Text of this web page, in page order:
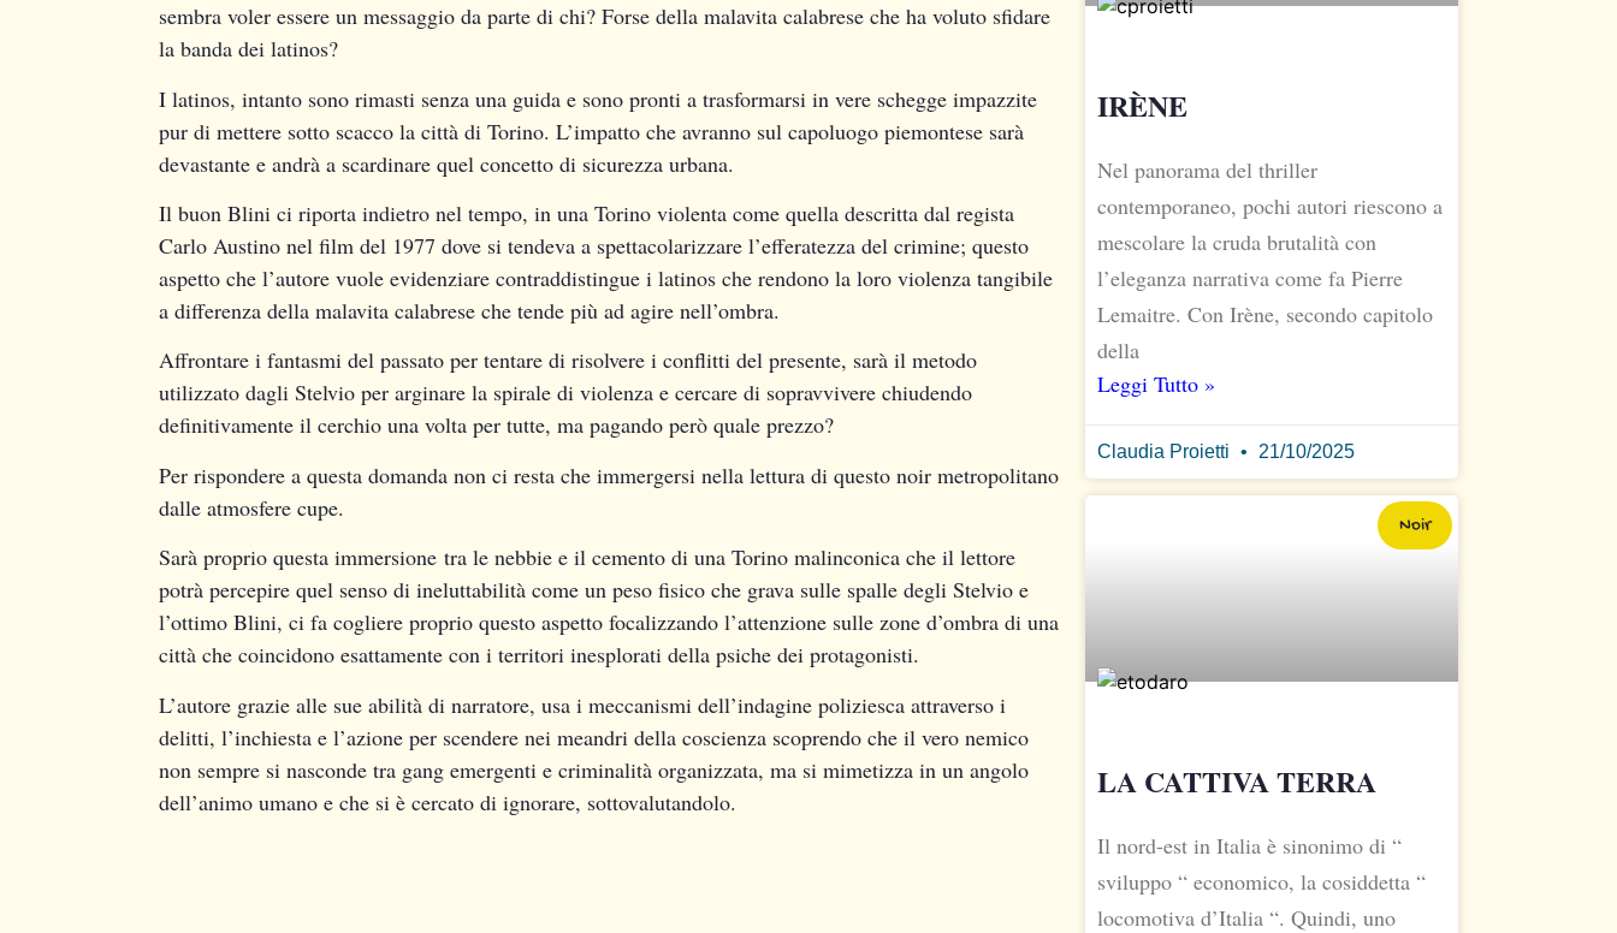
sembra voler essere un messaggio da parte di chi? Forse della malavita calabrese che ha voluto sfidare
la banda dei latinos?
I latinos, intanto sono rimasti senza una guida e sono pronti a trasformarsi in vere schegge impazzite
pur di mettere sotto scacco la città di Torino. L’impatto che avranno sul capoluogo piemontese sarà
devastante e andrà a scardinare quel concetto di sicurezza urbana.
Il buon Blini ci riporta indietro nel tempo, in una Torino violenta come quella descritta dal regista
Carlo Austino nel film del 1977 dove si tendeva a spettacolarizzare l’efferatezza del crimine; questo
aspetto che l’autore vuole evidenziare contraddistingue i latinos che rendono la loro violenza tangibile
a differenza della malavita calabrese che tende più ad agire nell’ombra.
Affrontare i fantasmi del passato per tentare di risolvere i conflitti del presente, sarà il metodo
utilizzato dagli Stelvio per arginare la spirale di violenza e cercare di sopravvivere chiudendo
definitivamente il cerchio una volta per tutte, ma pagando però quale prezzo?
Per rispondere a questa domanda non ci resta che immergersi nella lettura di questo noir metropolitano
dalle atmosfere cupe.
Sarà proprio questa immersione tra le nebbie e il cemento di una Torino malinconica che il lettore
potrà percepire quel senso di ineluttabilità come un peso fisico che grava sulle spalle degli Stelvio e
l’ottimo Blini, ci fa cogliere proprio questo aspetto focalizzando l’attenzione sulle zone d’ombra di una
città che coincidono esattamente con i territori inesplorati della psiche dei protagonisti.
L’autore grazie alle sue abilità di narratore, usa i meccanismi dell’indagine poliziesca attraverso i
delitti, l’inchiesta e l’azione per scendere nei meandri della coscienza scoprendo che il vero nemico
non sempre si nasconde tra gang emergenti e criminalità organizzata, ma si mimetizza in un angolo
dell’animo umano e che si è cercato di ignorare, sottovalutandolo.
IRÈNE
Nel panorama del thriller
contemporaneo, pochi autori riescono a
mescolare la cruda brutalità con
l’eleganza narrativa come fa Pierre
Lemaitre. Con Irène, secondo capitolo
della
Leggi Tutto »
Claudia Proietti 21/10/2025
Noir
LA CATTIVA TERRA
Il nord-est in Italia è sinonimo di “
sviluppo “ economico, la cosiddetta “
locomotiva d’Italia “. Quindi, uno